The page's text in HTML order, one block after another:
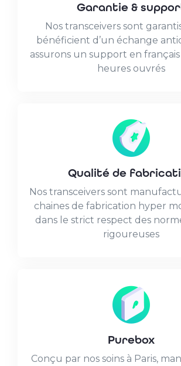
Garantie &
Nos transceivers sont
bénéficient d’un échange
assurons un support en
heures ouvrés
Qualité de
Nos transceivers sont
chaines de fabrication hyper
dans le strict respect des
rigoureuses
Purebox
Conçu par nos soins à Paris,